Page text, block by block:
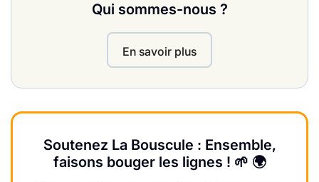
Qui sommes-nous ?
En savoir plus
Soutenez La Bouscule : Ensemble,
faisons bouger les lignes ! 🌱 🌍